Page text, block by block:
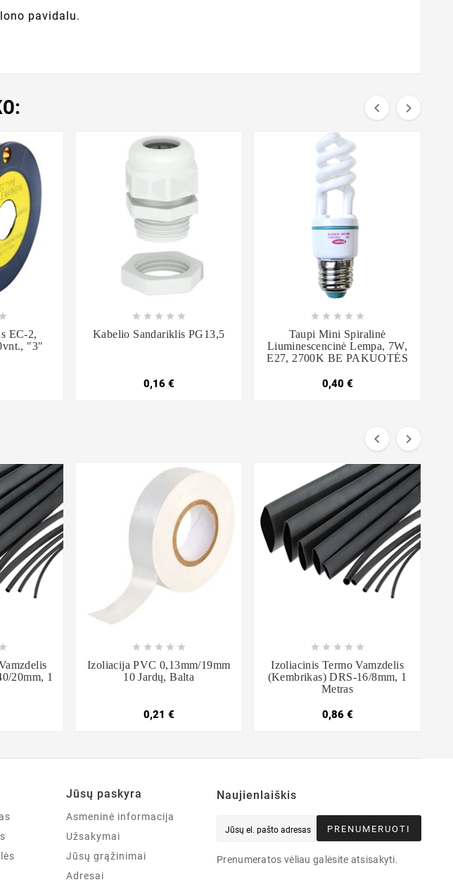
pavidalu.
 

EC-2,
"3"
    
Kabelio Sandariklis PG13,5
0,16 €
    
Taupi Mini Spiralinė
Liuminescencinė Lempa, 7W,
E27, 2700K BE PAKUOTĖS
0,40 €
 

20mm, 1
    
Izoliacija PVC 0,13mm/19mm
10 Jardų, Balta
0,21 €
    
Izoliacinis Termo Vamzdelis
(kembrikas) DRS-16/8mm, 1
Metras
0,86 €
Jūsų paskyra
Asmeninė informacija
Užsakymai
Jūsų grąžinimai
Adresai
Naujienlaiškis
PRENUMERUOTI
Prenumeratos vėliau galėsite atsisakyti.